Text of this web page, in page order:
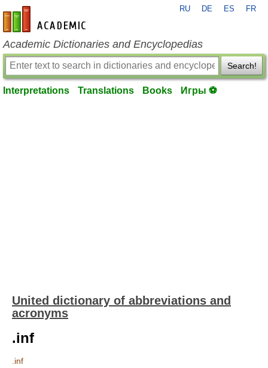
en-academic.com
RU DE ES FR
Academic Dictionaries and Encyclopedias
Search!
Interpretations Translations Books Игры ⚽
United dictionary of abbreviations and
acronyms
.inf
.inf